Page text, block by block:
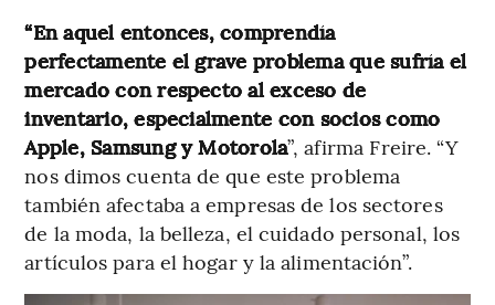
“En aquel entonces, comprendía
perfectamente el grave problema que sufría el
mercado con respecto al exceso de
inventario, especialmente con socios como
Apple, Samsung y Motorola”, afirma Freire. “Y
nos dimos cuenta de que este problema
también afectaba a empresas de los sectores
de la moda, la belleza, el cuidado personal, los
artículos para el hogar y la alimentación”.